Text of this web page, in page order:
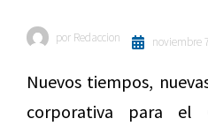
por Redaccion noviembre
Nuevos tiempos,
corporativa para el